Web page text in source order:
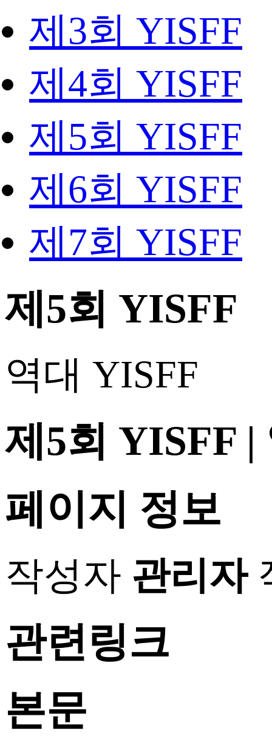
제3회 YISFF
제4회 YISFF
제5회 YISFF
제6회 YISFF
제7회 YISFF
제5회 YISFF
역대 YISFF
제5회 YISFF
페이지 정보
작성자 관리자
관련링크
본문